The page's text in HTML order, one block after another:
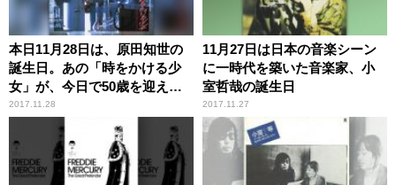
本日11月28日は、原田知世の
誕生日。あの「時をかける少
女」が、今日で50歳を迎える
なんて
2017.11.28
11月27日は日本の音楽シーン
に一時代を築いた音楽家、小
室哲哉の誕生日
2017.11.27